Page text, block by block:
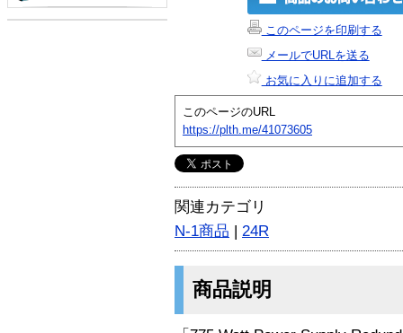
このページを印刷する
メールでURLを送る
お気に入りに追加する
このページのURL
https://plth.me/41073605
関連カテゴリ
N-1商品 | 24R
商品説明